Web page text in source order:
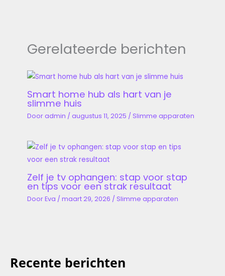
Gerelateerde berichten
Smart home hub als hart van je
slimme huis
Dooradmin /augustus 11, 2025 /Slimme apparaten
Zelf je tv ophangen: stap voor stap
en tips voor een strak resultaat
DoorEva /maart 29, 2026 /Slimme apparaten
Recente berichten